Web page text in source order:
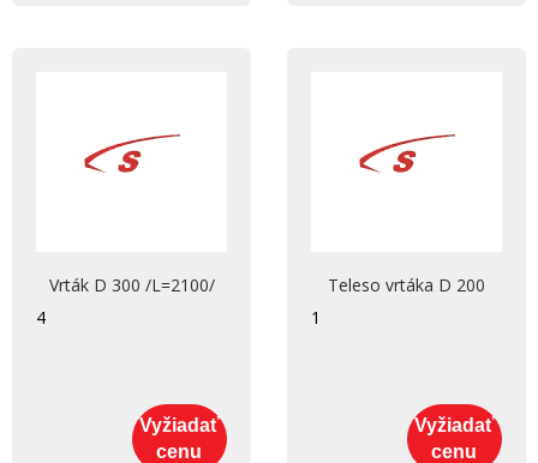
Vrták D 300 /L=2100/
4
Vyžiadať
cenu
Teleso vrtáka D 200
1
Vyžiadať
cenu